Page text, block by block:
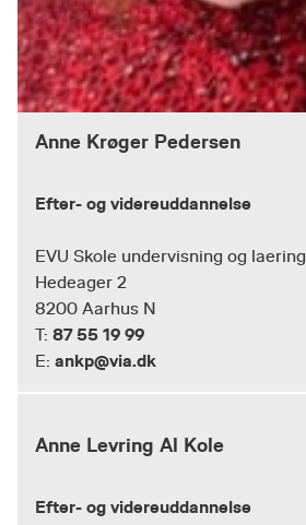
Anne Krøger Pedersen
Efter- og videreuddannelse
EVU Skole undervisning og laering
Hedeager 2
8200 Aarhus N
T: 87 55 19 99
E: ankp@via.dk
Anne Levring Al Kole
Efter- og videreuddannelse